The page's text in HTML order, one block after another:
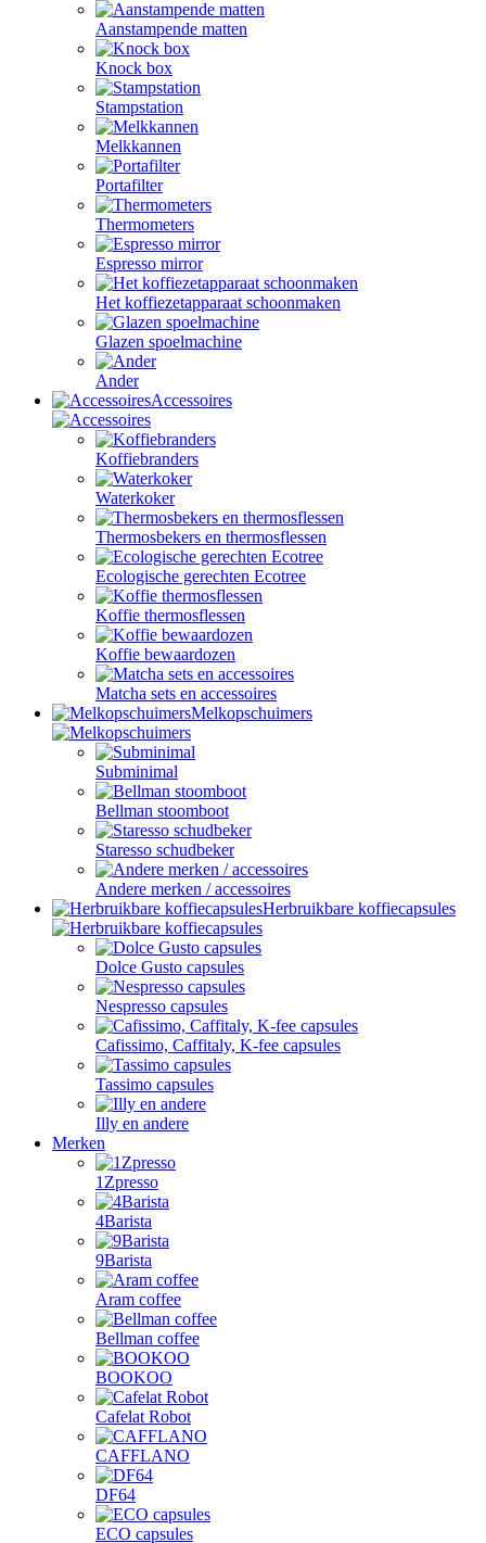
Aanstampende matten
Knock box
Stampstation
Melkkannen
Portafilter
Thermometers
Espresso mirror
Het koffiezetapparaat schoonmaken
Glazen spoelmachine
Ander
Accessoires
Koffiebranders
Waterkoker
Thermosbekers en thermosflessen
Ecologische gerechten Ecotree
Koffie thermosflessen
Koffie bewaardozen
Matcha sets en accessoires
Melkopschuimers
Subminimal
Bellman stoomboot
Staresso schudbeker
Andere merken / accessoires
Herbruikbare koffiecapsules
Dolce Gusto capsules
Nespresso capsules
Cafissimo, Caffitaly, K-fee capsules
Tassimo capsules
Illy en andere
Merken
1Zpresso
4Barista
9Barista
Aram coffee
Bellman coffee
BOOKOO
Cafelat Robot
CAFFLANO
DF64
ECO capsules